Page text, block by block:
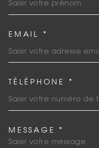
EMAIL *
TÉLÉPHONE *
MESSAGE *